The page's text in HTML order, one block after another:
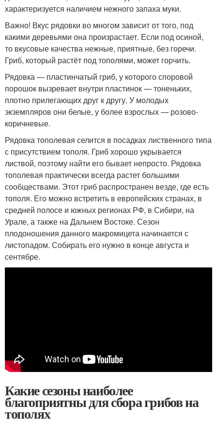
характеризуется наличием нежного запаха муки.
Важно! Вкус рядовки во многом зависит от того, под
какими деревьями она произрастает. Если под осиной,
то вкусовые качества нежные, приятные, без горечи.
Гриб, который растёт под тополями, может горчить.
Рядовка — пластинчатый гриб, у которого споровой
порошок вызревает внутри пластинок — тоненьких,
плотно прилегающих друг к другу. У молодых
экземпляров они белые, у более взрослых — розово-
коричневые.
Рядовка тополевая селится в посадках лиственного типа
с присутствием тополя. Гриб хорошо укрывается
листвой, поэтому найти его бывает непросто. Рядовка
тополевая практически всегда растет большими
сообществами. Этот гриб распространен везде, где есть
тополя. Его можно встретить в европейских странах, в
средней полосе и южных регионах РФ, в Сибири, на
Урале, а также на Дальнем Востоке. Сезон
плодоношения данного макромицета начинается с
листопадом. Собирать его нужно в конце августа и
сентябре.
Какие сезоны наиболее
благоприятны для сбора грибов на
тополях